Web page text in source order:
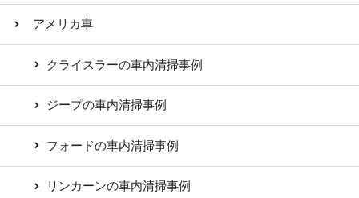
アメリカ車
クライスラーの車内清掃事例
ジープの車内清掃事例
フォードの車内清掃事例
リンカーンの車内清掃事例